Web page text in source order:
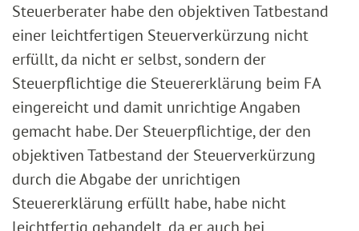
Steuerberater habe den objektiven Tatbestand
einer leichtfertigen Steuerverkürzung nicht
erfüllt, da nicht er selbst, sondern der
Steuerpflichtige die Steuererklärung beim FA
eingereicht und damit unrichtige Angaben
gemacht habe. Der Steuerpflichtige, der den
objektiven Tatbestand der Steuerverkürzung
durch die Abgabe der unrichtigen
Steuererklärung erfüllt habe, habe nicht